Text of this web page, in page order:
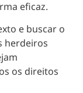
eficaz.
e buscar o
herdeiros
os direitos